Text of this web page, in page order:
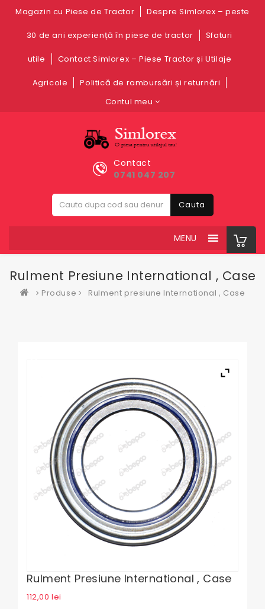
Magazin cu Piese de Tractor Despre Simlorex – peste
30 de ani experiență în piese de tractor Sfaturi
utile Contact Simlorex – Piese Tractor și Utilaje
Agricole
Politică de rambursări și returnări
Contul meu
Contact
0741 047 207
Cauta
MENU
Rulment Presiune International , Case
Produse Rulment presiune International , Case
Rulment Presiune International , Case
112,00lei